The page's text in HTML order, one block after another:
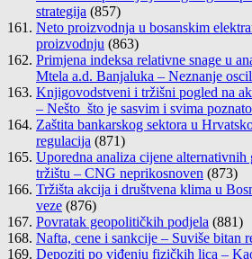
strategija (857)
Neto proizvodnja u bosanskim
proizvodnju (863)
Primjena indeksa relativne snage u
Mtela a.d. Banjaluka – Neznanje
Knjigovodstveni i tržišni pogled na
– Nešto što je sasvim i svima poznato
Zaštita bankarskog sektora u
regulacija (871)
Uporedna analiza cijene
tržištu – CNG neprikosnoven (873)
Tržišta akcija i društvena klima u
veze (876)
Povratak geopolitičkih podjela (881)
Nafta, cene i sankcije – Suviše bitan
Depoziti po viđenju fizičkih lica –